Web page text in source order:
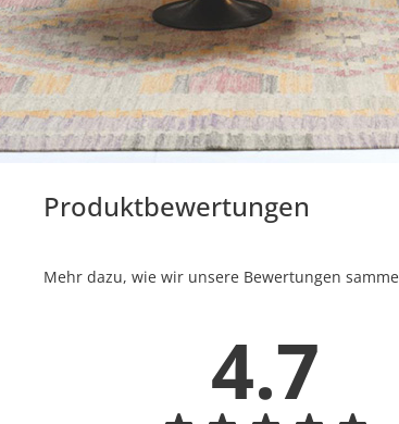
Produktbewertungen
Mehr dazu, wie wir unsere Bewertungen
4.7